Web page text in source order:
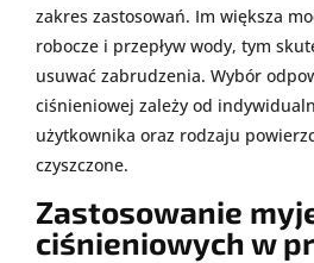
zakres zastosowań. Im większa
robocze i przepływ wody, tym
usuwać zabrudzenia. Wybór
ciśnieniowej zależy od
użytkownika oraz rodzaju
czyszczone.
Zastosowanie
ciśnieniowych w